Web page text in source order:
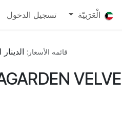
الْعَرَبيّة تسجيل الدخول
قائمه الأسعار: